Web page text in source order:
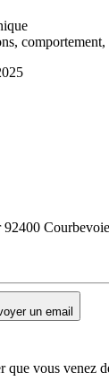
comportement,
92400 Courbevoie
un email
que vous venez